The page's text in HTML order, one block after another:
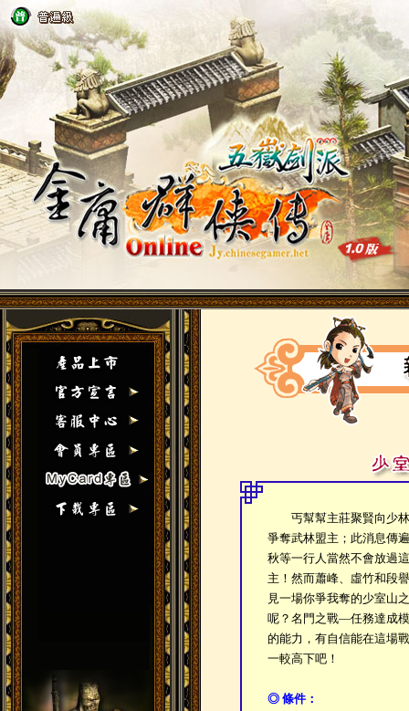
丐幫幫主莊聚賢向少林
爭奪武林盟主；此消息傳
秋等一行人當然不會放過
主！然而蕭峰、虛竹和段
見一場你爭我奪的少室山
呢？名門之戰—任務達成
的能力，有自信能在這場
一較高下吧！
◎ 條件：